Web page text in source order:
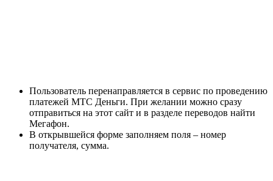
Пользователь перенаправляется в сервис по проведению
платежей МТС Деньги. При желании можно сразу
отправиться на этот сайт и в разделе переводов найти
Мегафон.
В открывшейся форме заполняем поля – номер
получателя, сумма.